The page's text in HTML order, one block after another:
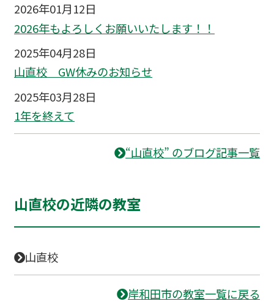
2026年01月12日
2026年もよろしくお願いいたします！！
2025年04月28日
山直校 GW休みのお知らせ
2025年03月28日
1年を終えて
“山直校” のブログ記事一覧
山直校の近隣の教室
山直校
岸和田市の教室一覧に戻る